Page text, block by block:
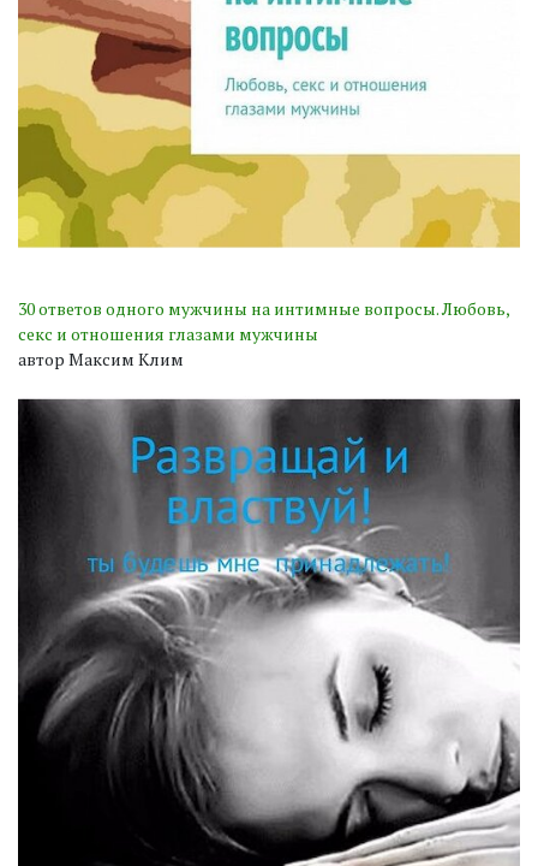
30 ответов одного мужчины на интимные вопросы. Любовь,
секс и отношения глазами мужчины
автор Максим Клим